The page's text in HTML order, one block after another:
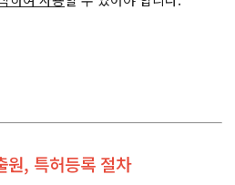
원, 특허등록 절차